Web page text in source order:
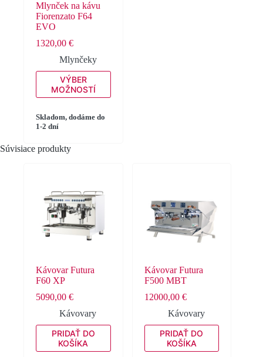
Mlynček na kávu
Fiorenzato F64
EVO
1320,00 €
Mlynčeky
VÝBER
MOŽNOSTÍ
Tento
produkt
má
variantov.
Možnosti
môžete
produktu.
Skladom, dodáme do
1-2 dní
Súvisiace produkty
Kávovar Futura
F60 XP
5090,00 €
Kávovary
PRIDAŤ DO
KOŠÍKA
Kávovar Futura
F500 MBT
12000,00 €
Kávovary
PRIDAŤ DO
KOŠÍKA